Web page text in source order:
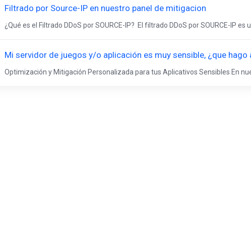
Filtrado por Source-IP en nuestro panel de mitigacion
¿Qué es el Filtrado DDoS por SOURCE-IP? El filtrado DDoS por SOURCE-IP es
Mi servidor de juegos y/o aplicación es muy sensible, ¿que hago
Optimización y Mitigación Personalizada para tus Aplicativos Sensibles En